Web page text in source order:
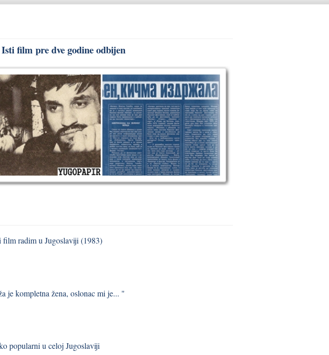
film pre dve godine odbijen
radim u Jugoslaviji (1983)
je kompletna žena, oslonac mi je... "
popularni u celoj Jugoslaviji